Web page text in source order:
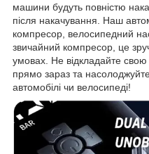
машини будуть повністю
після накачування. Наш
компресор, велосипедний
звичайний компресор, це
умовах. Не відкладайте
прямо зараз та
автомобілі чи велосипеді!